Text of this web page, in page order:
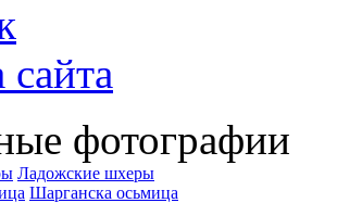
сайта
фотографии
Ладожские шхеры
Шарганска осьмица